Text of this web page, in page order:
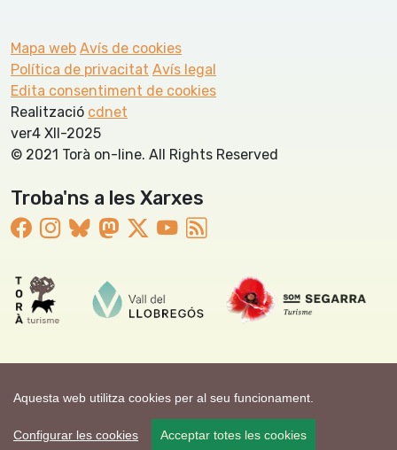
Aquesta web utilitza cookies per al seu funcionament.
Configurar les cookies Acceptar totes les cookies
Mapa web Avís de cookies
Política de privacitat Avís legal
Edita consentiment de cookies
Realització cdnet
ver4 XII-2025
© 2021 Torà on-line. All Rights Reserved
Troba'ns a les Xarxes